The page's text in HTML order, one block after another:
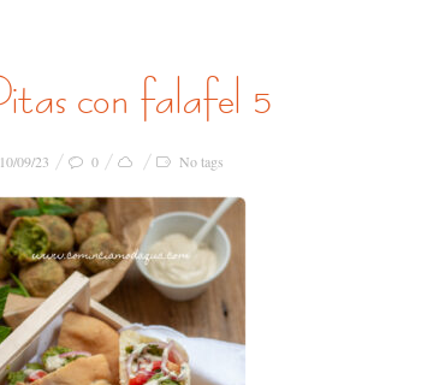
pitas con falafel 5
10/09/23 0 No tags